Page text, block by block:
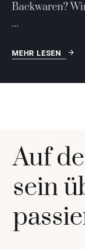
seien nur
Auf
sein